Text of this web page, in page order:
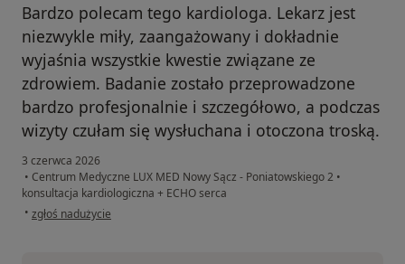
Bardzo polecam tego kardiologa. Lekarz jest
niezwykle miły, zaangażowany i dokładnie
wyjaśnia wszystkie kwestie związane ze
zdrowiem. Badanie zostało przeprowadzone
bardzo profesjonalnie i szczegółowo, a podczas
wizyty czułam się wysłuchana i otoczona troską.
3 czerwca 2026
• Centrum Medyczne LUX MED Nowy Sącz - Poniatowskiego 2 •
konsultacja kardiologiczna + ECHO serca
• w opinii użytkownika JN
zgłoś nadużycie